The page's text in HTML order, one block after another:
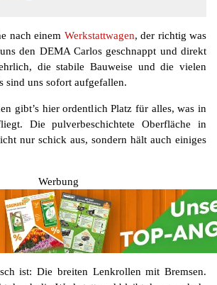
nach einem Werkstattwagen, der richtig was
den DEMA Carlos geschnappt und direkt
die stabile Bauweise und die vielen
sind uns sofort aufgefallen.
gibt’s hier ordentlich Platz für alles, was in
Die pulverbeschichtete Oberfläche in
nur schick aus, sondern hält auch einiges
Werbung
ist: Die breiten Lenkrollen mit Bremsen.